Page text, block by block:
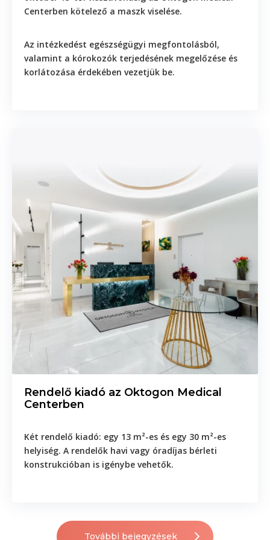
- Kis terület
- Közepes terület
80. 000 Ft
50. 000 Ft
- Közepes terület
85. 000 Ft
- Nagy terület
95. 000 Ft
X IPL-es bőrfiatalítás 560nm
- Teljes arc
60. 000 Ft
- Orr
40. 000 Ft
- Nyak
40. 000 Ft
- Mellkas
40. 000 Ft
Centerben kötelező a maszk viselése.
Az intézkedést egészségügyi megfontolásból,
valamint a kórokozók terjedésének megelőzése és
korlátozása érdekében vezetjük be.
Rendelő kiadó az Oktogon Medical
Centerben
Két rendelő kiadó: egy 13 m²-es és egy 30 m²-es
helyiség. A rendelők havi vagy óradíjas bérleti
konstrukcióban is igénybe vehetők.
További bejegyzések